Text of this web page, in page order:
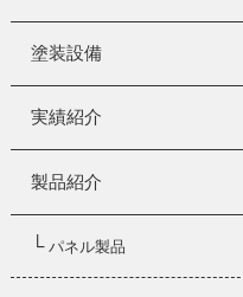
塗装設備
実績紹介
製品紹介
└ パネル製品